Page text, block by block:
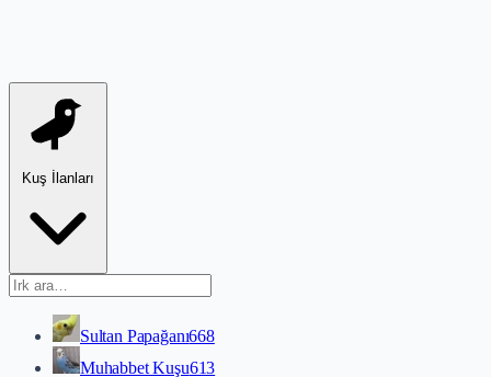
Kuş İlanları
Sultan Papağanı668
Muhabbet Kuşu613